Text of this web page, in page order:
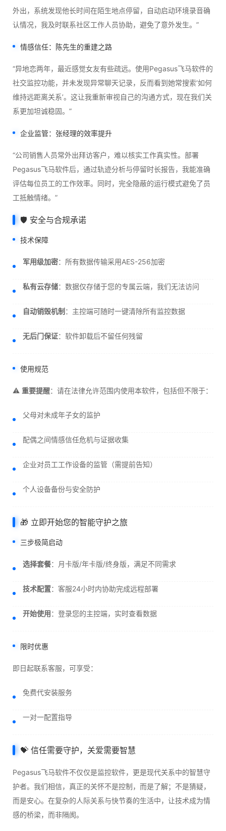
外出，系统发现他长时间在陌生地点停留，自动启动环境录音确
认情况，我及时联系社区工作人员协助，避免了意外发生。”
情感信任：陈先生的重建之路
“异地恋两年，最近感觉女友有些疏远。使用Pegasus飞马软件的
社交监控功能，并未发现异常聊天记录，反而看到她常搜索‘如何
维持远距离关系’。这让我重新审视自己的沟通方式，现在我们关
系更加坦诚稳固。”
企业监管：张经理的效率提升
“公司销售人员常外出拜访客户，难以核实工作真实性。部署
Pegasus飞马软件后，通过轨迹分析与停留时长报告，我能准确
评估每位员工的工作效率。同时，完全隐蔽的运行模式避免了员
工抵触情绪。”
🛡️ 安全与合规承诺
技术保障
军用级加密：所有数据传输采用AES-256加密
私有云存储：数据仅存储于您的专属云端，我们无法访问
自动销毁机制 ：主控端可随时一键清除所有监控数据
无后门保证：软件卸载后不留任何残留
使用规范
⚠️ 重要提醒：请在法律允许范围内使用本软件，包括但不限于：
父母对未成年子女的监护
配偶之间情感信任危机与证据收集
企业对员工工作设备的监管（需提前告知）
个人设备备份与安全防护
🎁 立即开始您的智能守护之旅
三步极简启动
选择套餐：月卡版/年卡版/终身版，满足不同需求
技术配置：客服24小时内协助完成远程部署
开始使用：登录您的主控端，实时查看数据
限时优惠
即日起联系客服，可享受：
免费代安装服务
一对一配置指导
💝 信任需要守护，关爱需要智慧
Pegasus飞马软件不仅仅是监控软件，更是现代关系中的智慧守
护者。我们相信，真正的关怀不是控制，而是了解；不是猜疑，
而是安心。在复杂的人际关系与快节奏的生活中，让技术成为情
感的桥梁，而非隔阂。